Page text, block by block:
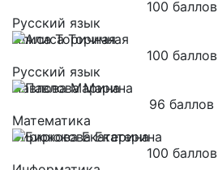
100 баллов
Русский язык
Алиса Торичная
100 баллов
Русский язык
Павлова Марина
96 баллов
Математика
Бирюкова Екатерина
100 баллов